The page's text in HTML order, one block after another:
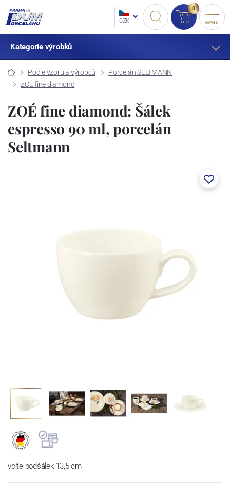
CZK
0
MENU
Kategorie výrobků
Podle vzoru a výrobců
Porcelán SELTMANN
ZOÉ fine diamond
ZOÉ fine diamond: Šálek
espresso 90 ml, porcelán
Seltmann
volte podšálek 13,5 cm